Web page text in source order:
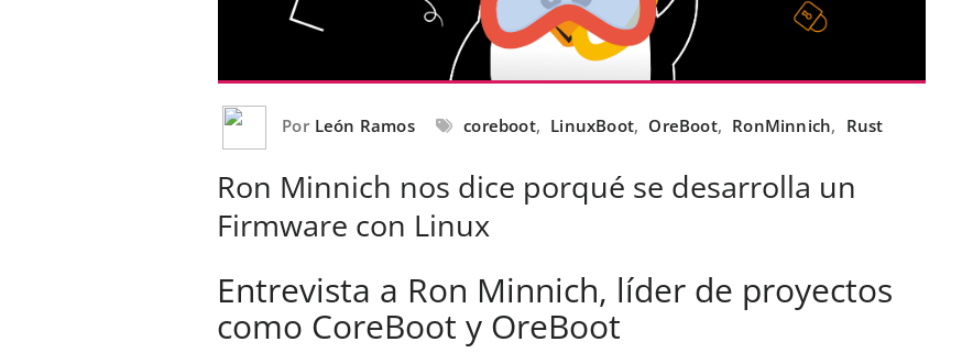
Por León Ramos coreboot, LinuxBoot, OreBoot, RonMinnich, Rust
Ron Minnich nos dice porqué se desarrolla un
Firmware con Linux
Entrevista a Ron Minnich, líder de proyectos
como CoreBoot y OreBoot